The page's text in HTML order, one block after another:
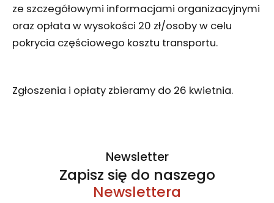
ze szczegółowymi informacjami organizacyjnymi
oraz opłata w wysokości 20 zł/osoby w celu
pokrycia częściowego kosztu transportu.
Zgłoszenia i opłaty zbieramy do 26 kwietnia.
Newsletter
Zapisz się do naszego
Newslettera